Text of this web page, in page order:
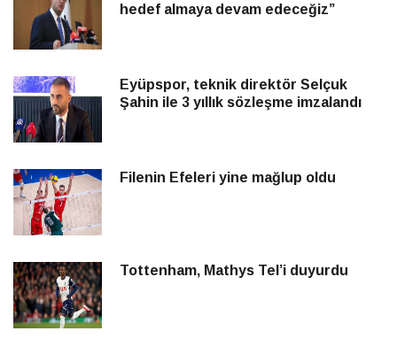
hedef almaya devam edeceğiz”
Eyüpspor, teknik direktör Selçuk
Şahin ile 3 yıllık sözleşme imzalandı
Filenin Efeleri yine mağlup oldu
Tottenham, Mathys Tel’i duyurdu